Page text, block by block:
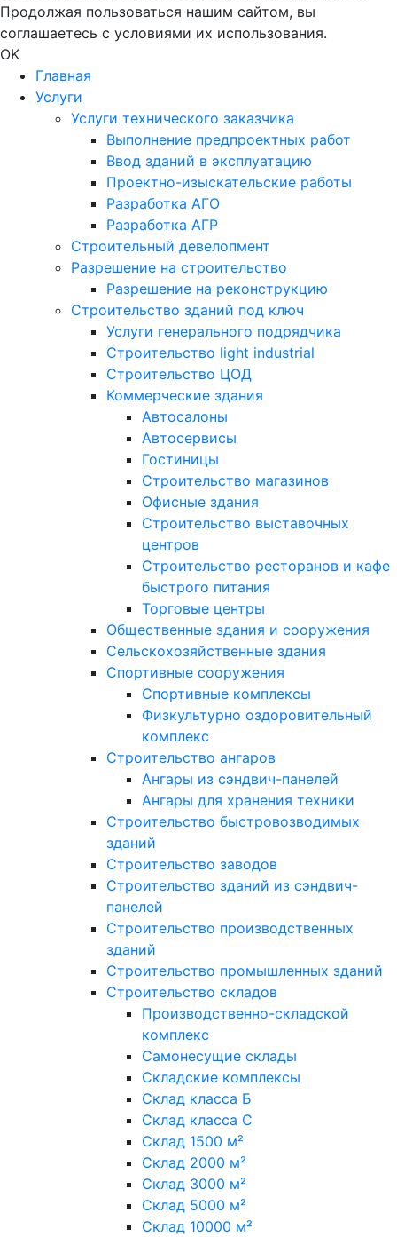
Продолжая пользоваться нашим сайтом, вы
соглашаетесь с условиями их использования.
OK
Главная
Услуги
Услуги технического заказчика
Выполнение предпроектных работ
Ввод зданий в эксплуатацию
Проектно-изыскательские работы
Разработка АГО
Разработка АГР
Строительный девелопмент
Разрешение на строительство
Разрешение на реконструкцию
Строительство зданий под ключ
Услуги генерального подрядчика
Строительство light industrial
Строительство ЦОД
Коммерческие здания
Автосалоны
Автосервисы
Гостиницы
Строительство магазинов
Офисные здания
Строительство выставочных
центров
Строительство ресторанов и кафе
быстрого питания
Торговые центры
Общественные здания и сооружения
Сельскохозяйственные здания
Спортивные сооружения
Спортивные комплексы
Физкультурно оздоровительный
комплекс
Строительство ангаров
Ангары из сэндвич-панелей
Ангары для хранения техники
Строительство быстровозводимых
зданий
Строительство заводов
Строительство зданий из сэндвич-
панелей
Строительство производственных
зданий
Строительство промышленных зданий
Строительство складов
Производственно-складской
комплекс
Самонесущие склады
Складские комплексы
Склад класса Б
Склад класса С
Склад 1500 м²
Склад 2000 м²
Склад 3000 м²
Склад 5000 м²
Склад 10000 м²